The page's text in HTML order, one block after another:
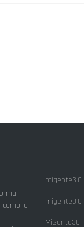
la
migente3.0
migente3.0
MiGente30